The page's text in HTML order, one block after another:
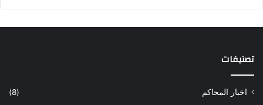
تصنيفات
اخبار المحاكم
(8)